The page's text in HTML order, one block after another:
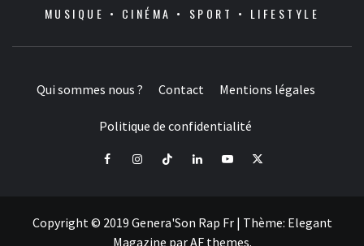
MUSIQUE • CINÉMA • SPORT • LIFESTYLE
Qui sommes nous ? Contact Mentions légales
Politique de confidentialité
FacebookInstagramTiktok LinkedInYoutube
X
Copyright © 2019 Genera'Son Rap Fr | Thème: Elegant
Magazine parAF themes.